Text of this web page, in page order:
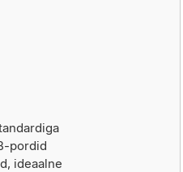
pordid
ideaalne